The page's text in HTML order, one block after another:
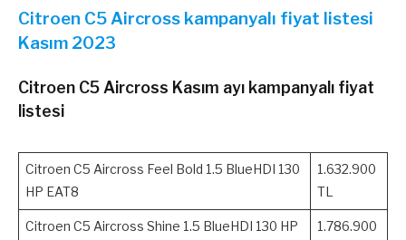
Citroen C5 Aircross kampanyalı fiyat listesi
Kasım 2023
Citroen C5 Aircross Kasım ayı kampanyalı fiyat
listesi
Citroen C5 Aircross Feel Bold 1.5 BlueHDI 130
HP EAT8
1.632.900
TL
Citroen C5 Aircross Shine 1.5 BlueHDI 130 HP
1.786.900